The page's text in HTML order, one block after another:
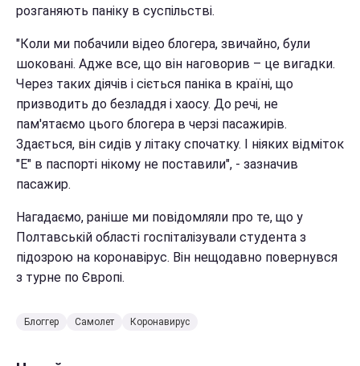
розганяють паніку в суспільстві.
"Коли ми побачили відео блогера, звичайно, були
шоковані. Адже все, що він наговорив – це вигадки.
Через таких діячів і сіється паніка в країні, що
призводить до безладдя і хаосу. До речі, не
пам'ятаємо цього блогера в черзі пасажирів.
Здається, він сидів у літаку спочатку. І ніяких відміток
"Е" в паспорті нікому не поставили", - зазначив
пасажир.
Нагадаємо, раніше ми повідомляли про те, що у
Полтавській області госпіталізували студента з
підозрою на коронавірус. Він нещодавно повернувся
з турне по Європі.
Блоггер Самолет Коронавирус